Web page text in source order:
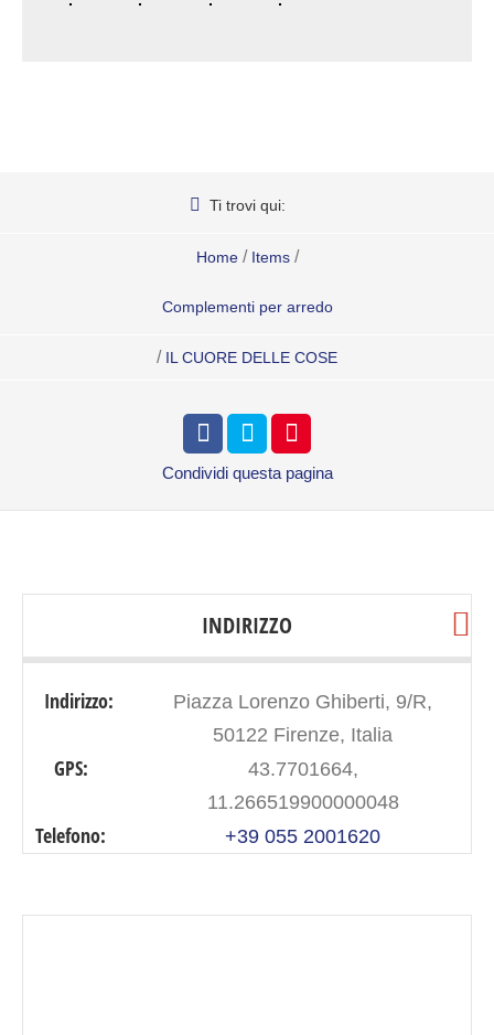
Ti trovi qui:
Home / Items /
Complementi per arredo
/ IL CUORE DELLE COSE
Condividi questa pagina
INDIRIZZO
Indirizzo:
Piazza Lorenzo Ghiberti, 9/R,
50122 Firenze, Italia
GPS:
43.7701664,
11.266519900000048
Telefono: +39 055 2001620